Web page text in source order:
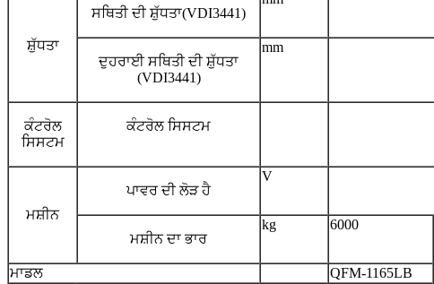
ਸ਼ੁੱਧਤਾ
ਸਥਿਤੀ ਦੀ ਸ਼ੁੱਧਤਾ(VDI3441)
ਦੁਹਰਾਈ ਸਥਿਤੀ ਦੀ ਸ਼ੁੱਧਤਾ
(VDI3441)
mm
ਕੰਟਰੋਲ
ਸਿਸਟਮ
ਕੰਟਰੋਲ ਸਿਸਟਮ
ਮਸ਼ੀਨ
ਪਾਵਰ ਦੀ ਲੋੜ ਹੈ
V
ਮਸ਼ੀਨ ਦਾ ਭਾਰ
kg 6000
ਮਾਡਲ QFM-1165LB